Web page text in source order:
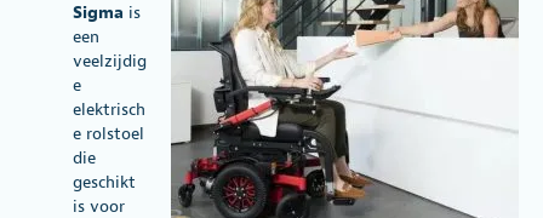
Sigma is
een
veelzijdig
e
elektrisch
e rolstoel
die
geschikt
is voor